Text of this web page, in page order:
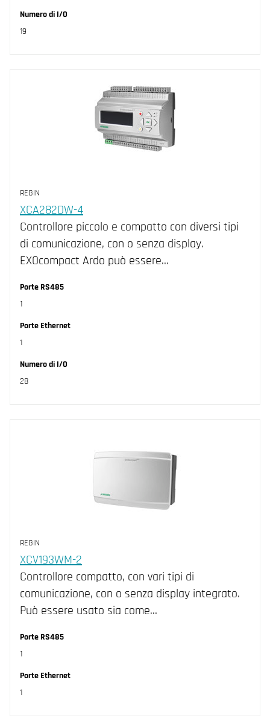
Numero di I/O
19
REGIN
XCA282DW-4
Controllore piccolo e compatto con diversi tipi
di comunicazione, con o senza display.
EXOcompact Ardo può essere…
Porte RS485
1
Porte Ethernet
1
Numero di I/O
28
REGIN
XCV193WM-2
Controllore compatto, con vari tipi di
comunicazione, con o senza display integrato.
Può essere usato sia come…
Porte RS485
1
Porte Ethernet
1